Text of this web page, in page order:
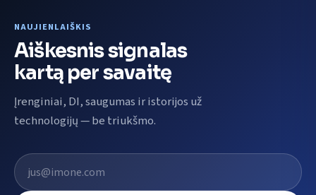
NAUJIENLAIŠKIS
Aiškesnis signalas
kartą per savaitę
Įrenginiai, DI, saugumas ir istorijos už
technologijų — be triukšmo.
El. pašto adresas